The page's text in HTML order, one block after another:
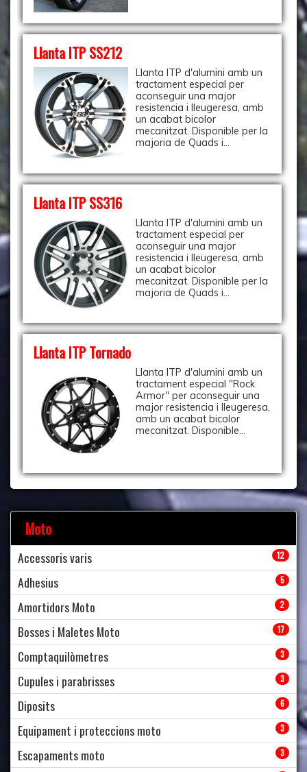
Llanta ITP SS212
Llanta ITP d'alumini amb un
tractament especial per
aconseguir una major
resistencia i lleugeresa, amb
un acabat bicolor
mecanitzat. Disponible per la
majoria de Quads i...
Llanta ITP SS316
Llanta ITP d'alumini amb un
tractament especial per
aconseguir una major
resistencia i lleugeresa, amb
un acabat bicolor
mecanitzat. Disponible per la
majoria de Quads i...
Llanta ITP Tornado
Llanta ITP d'alumini amb un
tractament especial "Rock
Armor" per aconseguir una
major resistencia i lleugeresa,
amb un acabat bicolor
mecanitzat. Disponible...
Moto
Accessoris varis 12
Adhesius 5
Amortidors Moto 2
Bosses i Maletes Moto 17
Comptaquilòmetres 3
Cupules i parabrisses 3
Diposits 6
Equipament i proteccions moto 3
Escapaments moto 3